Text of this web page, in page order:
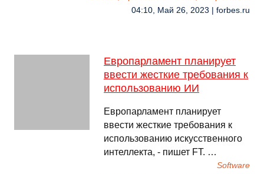
04:10, Май 26, 2023 | forbes.ru
Европарламент планирует
ввести жесткие требования к
использованию ИИ
Европарламент планирует
ввести жесткие требования к
использованию искусственного
интеллекта, - пишет FT. …
Software